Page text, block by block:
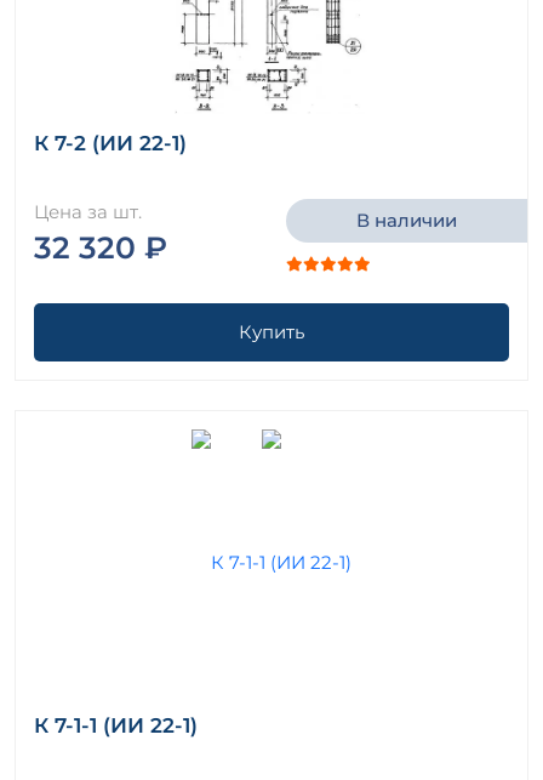
К 7-2 (ИИ 22-1)
Цена за шт.
32 320 ₽
В наличии
Купить
К 7-1-1 (ИИ 22-1)